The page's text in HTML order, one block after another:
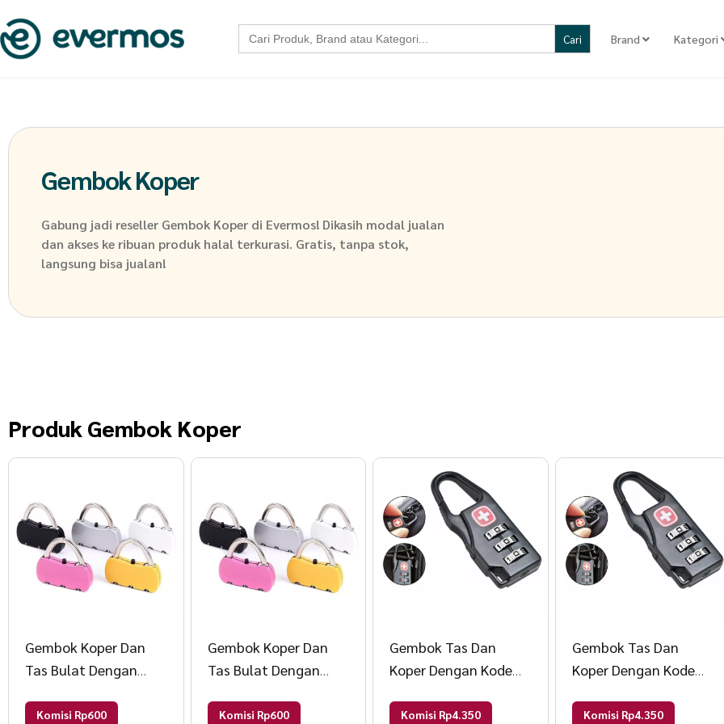
Search
for: Brand Kategori
Gembok Koper
Gabung jadi reseller Gembok Koper di Evermos! Dikasih modal jualan
dan akses ke ribuan produk halal terkurasi. Gratis, tanpa stok,
langsung bisa jualan!
ProdukGembok Koper
Gembok Koper Dan
Tas Bulat Dengan
RANDOM
Komisi Rp600
Gembok Koper Dan
Tas Bulat Dengan
RANDOM
Komisi Rp600
Gembok Tas Dan
Koper Dengan Kode
Komisi Rp4.350
Gembok Tas Dan
Koper Dengan Kode
Komisi Rp4.350